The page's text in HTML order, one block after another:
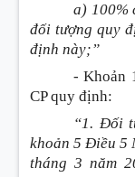
a) 100%
đối tượng quy
định này;”
- Khoản
CP quy định:
“1. Đối
khoản 5 Điều 5
tháng 3 năm